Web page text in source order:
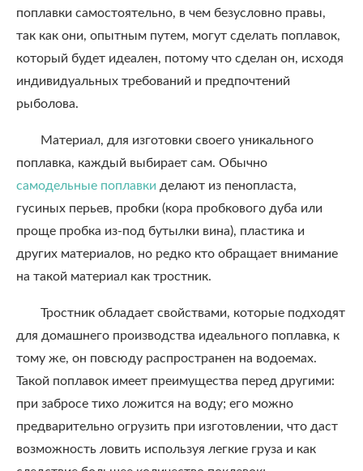
поплавки самостоятельно, в чем безусловно правы,
так как они, опытным путем, могут сделать поплавок,
который будет идеален, потому что сделан он, исходя
индивидуальных требований и предпочтений
рыболова.
Материал, для изготовки своего уникального
поплавка, каждый выбирает сам. Обычно
самодельные поплавки делают из пенопласта,
гусиных перьев, пробки (кора пробкового дуба или
проще пробка из-под бутылки вина), пластика и
других материалов, но редко кто обращает внимание
на такой материал как тростник.
Тростник обладает свойствами, которые подходят
для домашнего производства идеального поплавка, к
тому же, он повсюду распространен на водоемах.
Такой поплавок имеет преимущества перед другими:
при забросе тихо ложится на воду; его можно
предварительно огрузить при изготовлении, что даст
возможность ловить используя легкие груза и как